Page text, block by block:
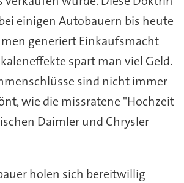
einigen Autobauern bis heute
generiert Einkaufsmacht
spart man viel Geld.
sind nicht immer
wie die missratene "Hochzeit
Daimler und Chrysler
holen sich bereitwillig